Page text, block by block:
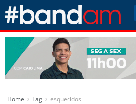
Home Tag esquecidos